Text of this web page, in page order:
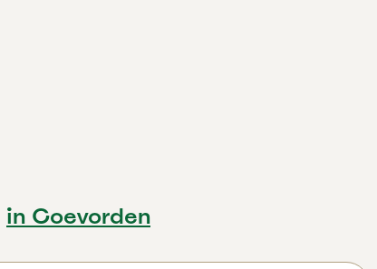
in Coevorden